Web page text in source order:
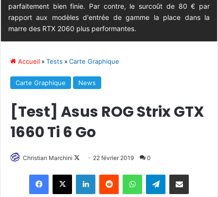
parfaitement bien finie. Par contre, le surcoût de 80 € par
rapport aux modèles d'entrée de gamme la place dans la
marre des RTX 2060 plus performantes.
Accueil » Tests » Carte Graphique
Carte Graphique News
[Test] Asus ROG Strix GTX
1660 Ti 6 Go
Christian Marchini
l
22 février 2019 0
Telegram